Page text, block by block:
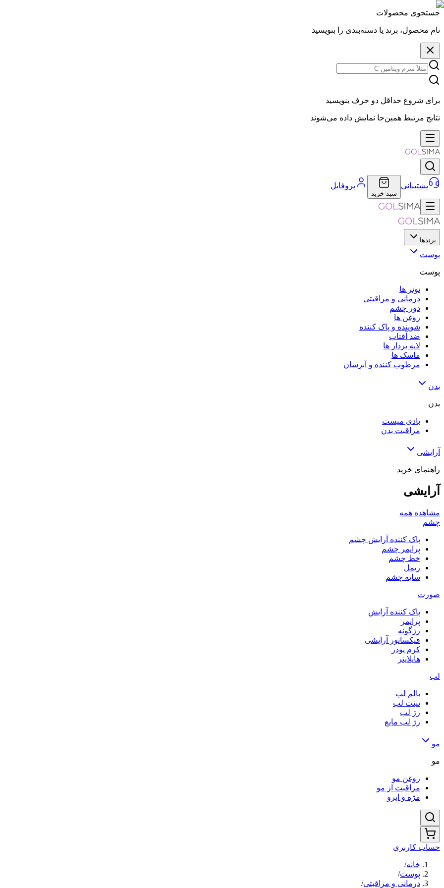
جستجوی محصولات
نام محصول، برند یا دسته‌بندی را بنویسید
برای شروع حداقل دو حرف بنویسید
نتایج مرتبط همین‌جا نمایش داده می‌شوند
پشتیبانی
سبد خرید
پروفایل
برندها
پوست
پوست
تونر ها
درمانی و مراقبتی
دور چشم
روغن ها
شوینده و پاک کننده
ضد آفتاب
لایه‌ بردار ها
ماسک ها
مرطوب کننده و آبرسان
بدن
بدن
بادی میست
مراقبت بدن
آرایشی
راهنمای خرید
آرایشی
مشاهده همه
چشم
پاک کننده آرایش چشم
پرایمر چشم
خط چشم
ریمل
سایه چشم
صورت
پاک کننده آرایش
پرایمر
رژگونه
فیکساتور آرایشی
کرم پودر
هایلایتر
لب
بالم لب
تینت لب
رژ لب
رژ لب مایع
مو
مو
روغن مو
مراقبت از مو
مژه و ابرو
حساب کاربری
خانه/
پوست/
درمانی و مراقبتی/